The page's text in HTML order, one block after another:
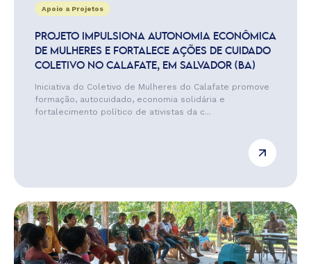
Apoio a Projetos
PROJETO IMPULSIONA AUTONOMIA ECONÔMICA
DE MULHERES E FORTALECE AÇÕES DE CUIDADO
COLETIVO NO CALAFATE, EM SALVADOR (BA)
Iniciativa do Coletivo de Mulheres do Calafate promove
formação, autocuidado, economia solidária e
fortalecimento político de ativistas da c...